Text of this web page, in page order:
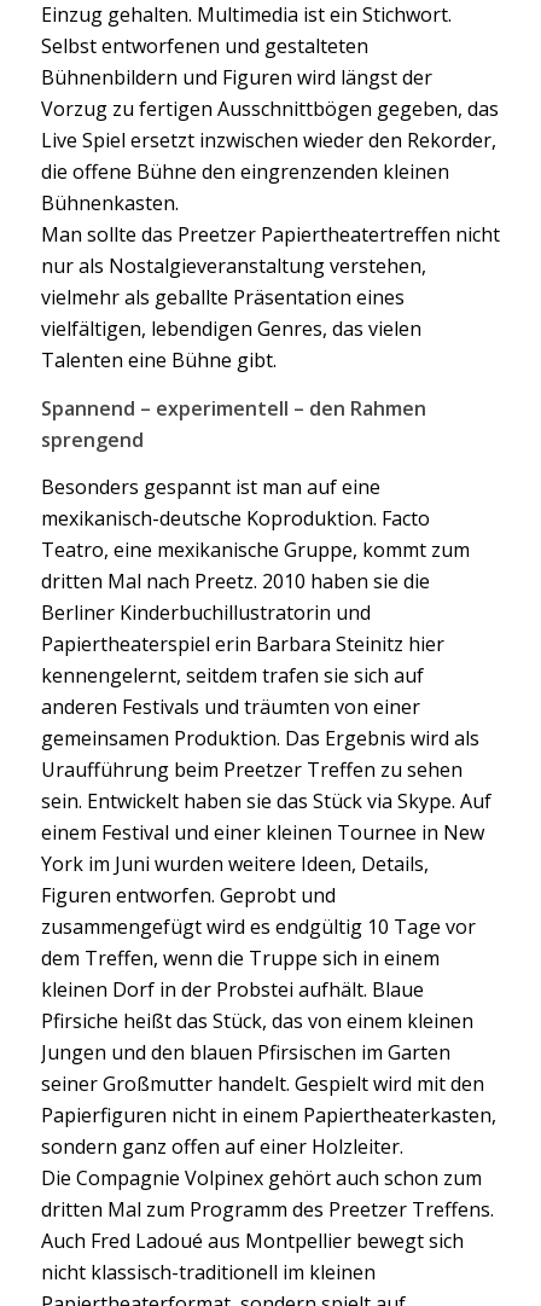
Einzug gehalten. Multimedia ist ein Stichwort.
Selbst entworfenen und gestalteten
Bühnenbildern und Figuren wird längst der
Vorzug zu fertigen Ausschnittbögen gegeben, das
Live Spiel ersetzt inzwischen wieder den Rekorder,
die offene Bühne den eingrenzenden kleinen
Bühnenkasten.
Man sollte das Preetzer Papiertheatertreffen nicht
nur als Nostalgieveranstaltung verstehen,
vielmehr als geballte Präsentation eines
vielfältigen, lebendigen Genres, das vielen
Talenten eine Bühne gibt.
Spannend – experimentell – den Rahmen
sprengend
Besonders gespannt ist man auf eine
mexikanisch-deutsche Koproduktion. Facto
Teatro, eine mexikanische Gruppe, kommt zum
dritten Mal nach Preetz. 2010 haben sie die
Berliner Kinderbuchillustratorin und
Papiertheaterspiel erin Barbara Steinitz hier
kennengelernt, seitdem trafen sie sich auf
anderen Festivals und träumten von einer
gemeinsamen Produktion. Das Ergebnis wird als
Uraufführung beim Preetzer Treffen zu sehen
sein. Entwickelt haben sie das Stück via Skype. Auf
einem Festival und einer kleinen Tournee in New
York im Juni wurden weitere Ideen, Details,
Figuren entworfen. Geprobt und
zusammengefügt wird es endgültig 10 Tage vor
dem Treffen, wenn die Truppe sich in einem
kleinen Dorf in der Probstei aufhält. Blaue
Pfirsiche heißt das Stück, das von einem kleinen
Jungen und den blauen Pfirsischen im Garten
seiner Großmutter handelt. Gespielt wird mit den
Papierfiguren nicht in einem Papiertheaterkasten,
sondern ganz offen auf einer Holzleiter.
Die Compagnie Volpinex gehört auch schon zum
dritten Mal zum Programm des Preetzer Treffens.
Auch Fred Ladoué aus Montpellier bewegt sich
nicht klassisch-traditionell im kleinen